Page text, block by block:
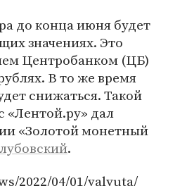
до конца июня будет
значениях. Это
Центробанком (ЦБ)
В то же время
снижаться. Такой
«Лентой.ру» дал
«Золотой монетный
.
2022/04/01/valyuta/